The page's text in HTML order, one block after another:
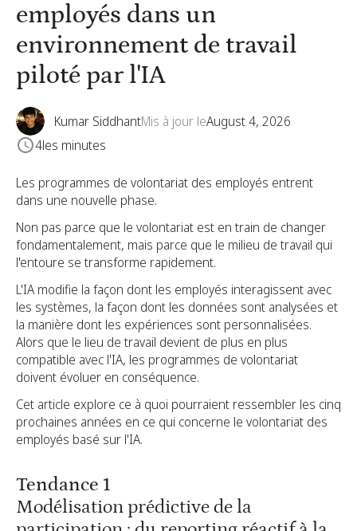
employés dans un
environnement de travail
piloté par l'IA
Kumar SiddhantMis à jour leAugust 4, 2026
4les minutes
Les programmes de volontariat des employés entrent
dans une nouvelle phase.
Non pas parce que le volontariat est en train de changer
fondamentalement, mais parce que le milieu de travail qui
l'entoure se transforme rapidement.
L'IA modifie la façon dont les employés interagissent avec
les systèmes, la façon dont les données sont analysées et
la manière dont les expériences sont personnalisées.
Alors que le lieu de travail devient de plus en plus
compatible avec l'IA, les programmes de volontariat
doivent évoluer en conséquence.
Cet article explore ce à quoi pourraient ressembler les cinq
prochaines années en ce qui concerne le volontariat des
employés basé sur l'IA.
Tendance 1
Modélisation prédictive de la